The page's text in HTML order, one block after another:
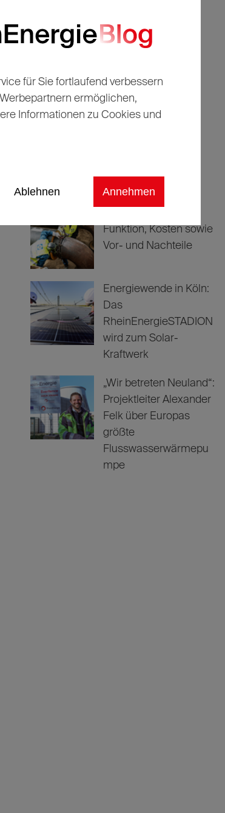
für Sie fortlaufend verbessern
ermöglichen,
Informationen zu Cookies und
Annehmen
Ablehnen
Top-Beitrag
Funktion, Kosten sowie
Vor- und Nachteile
Energiewende in Köln:
Das
RheinEnergieSTADION
wird zum Solar-
Kraftwerk
„Wir betreten Neuland“:
Projektleiter Alexander
Felk über Europas
größte
Flusswasserwärmepu
mpe